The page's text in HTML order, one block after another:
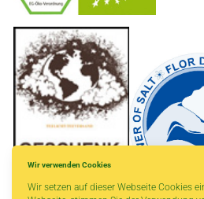
Wir verwenden Cookies
Wir setzen auf dieser Webseite Cookies